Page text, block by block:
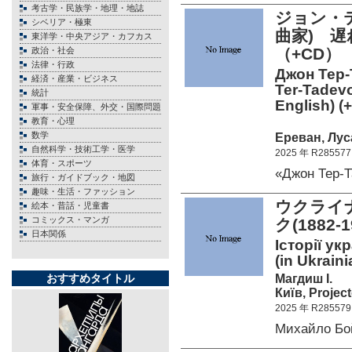
考古学・民族学・地理・地誌
シベリア・極東
東洋学・中央アジア・カフカス
政治・社会
法律・行政
経済・産業・ビジネス
統計
軍事・安全保障、外交・国際問題
教育・心理
数学
自然科学・技術工学・医学
体育・スポーツ
旅行・ガイドブック・地図
趣味・生活・ファッション
絵本・昔話・児童書
コミックス・マンガ
日本関係
おすすめタイトル
ジョン・
曲家) 遅
（+CD）
Джон
Ter-
English)
Ереван,
2025 年 R285577
«Джон Тер-
ウクライ
ク(1882-
Історії
(in
Магдиш І.
Київ,
2025 年 R285579
Михайло